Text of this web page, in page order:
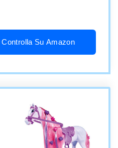
Controlla Su Amazon